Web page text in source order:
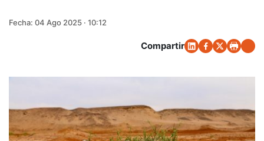
Fecha: 04 Ago 2025 · 10:12
Compartir